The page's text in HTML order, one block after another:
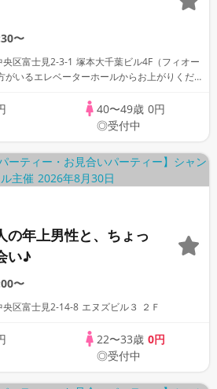
〜
区富士見2-3-1 塚本大千葉ビル4F（フィオー
がいるエレベーターホールからお上がりくだ
40〜49歳 0円
◎受付中
の年上男性と、ちょっ
い♪
〜
区富士見2-14-8 エヌズビル３ ２Ｆ
22〜33歳 0円
◎受付中